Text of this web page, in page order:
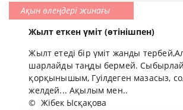
Ақын өлеңдері жинағы
Жылт еткен үміт (өтінішпен)
Жылт етеді бір үміт жанды
шарлайды таңды бермей.
қорқынышым, Гуілдеген мазасыз,
желдей... Ақылым мен..
© Жібек Ысқақова